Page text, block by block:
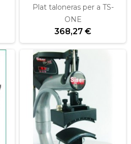
Plat taloneras per a TS-
ONE
368,27 €